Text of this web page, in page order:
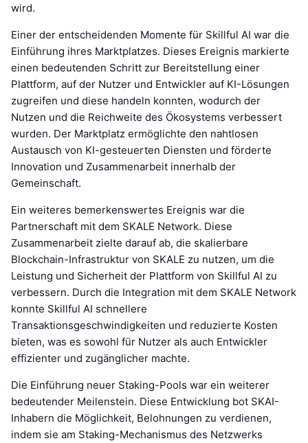
wird.
Einer der entscheidenden Momente für Skillful AI war die
Einführung ihres Marktplatzes. Dieses Ereignis markierte
einen bedeutenden Schritt zur Bereitstellung einer
Plattform, auf der Nutzer und Entwickler auf KI-Lösungen
zugreifen und diese handeln konnten, wodurch der
Nutzen und die Reichweite des Ökosystems verbessert
wurden. Der Marktplatz ermöglichte den nahtlosen
Austausch von KI-gesteuerten Diensten und förderte
Innovation und Zusammenarbeit innerhalb der
Gemeinschaft.
Ein weiteres bemerkenswertes Ereignis war die
Partnerschaft mit dem SKALE Network. Diese
Zusammenarbeit zielte darauf ab, die skalierbare
Blockchain-Infrastruktur von SKALE zu nutzen, um die
Leistung und Sicherheit der Plattform von Skillful AI zu
verbessern. Durch die Integration mit dem SKALE Network
konnte Skillful AI schnellere
Transaktionsgeschwindigkeiten und reduzierte Kosten
bieten, was es sowohl für Nutzer als auch Entwickler
effizienter und zugänglicher machte.
Die Einführung neuer Staking-Pools war ein weiterer
bedeutender Meilenstein. Diese Entwicklung bot SKAI-
Inhabern die Möglichkeit, Belohnungen zu verdienen,
indem sie am Staking-Mechanismus des Netzwerks